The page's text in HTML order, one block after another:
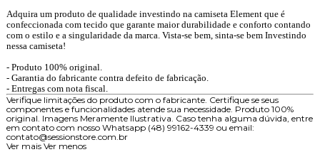
Adquira um produto de qualidade investindo na camiseta Element que é
confeccionada com tecido que garante maior durabilidade e conforto contando
com o estilo e a singularidade da marca. Vista-se bem, sinta-se bem Investindo
nessa camiseta!
- Produto 100% original.
- Garantia do fabricante contra defeito de fabricação.
- Entregas com nota fiscal.
Verifique limitações do produto com o fabricante. Certifique se seus
componentes e funcionalidades atende sua necessidade. Produto 100%
original. Imagens Meramente Ilustrativa. Caso tenha alguma dúvida, entre
em contato com nosso Whatsapp (48) 99162-4339 ou email:
contato@sessionstore.com.br
Ver mais Ver menos